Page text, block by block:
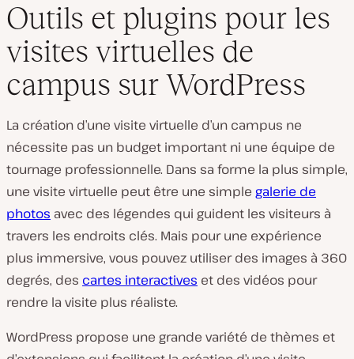
Outils et plugins pour les
visites virtuelles de
campus sur WordPress
La création d’une visite virtuelle d’un campus ne
nécessite pas un budget important ni une équipe de
tournage professionnelle. Dans sa forme la plus simple,
une visite virtuelle peut être une simple galerie de
photos avec des légendes qui guident les visiteurs à
travers les endroits clés. Mais pour une expérience
plus immersive, vous pouvez utiliser des images à 360
degrés, des cartes interactives et des vidéos pour
rendre la visite plus réaliste.
WordPress propose une grande variété de thèmes et